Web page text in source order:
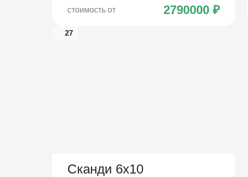
стоимость от 2790000 ₽
27
Сканди 6х10